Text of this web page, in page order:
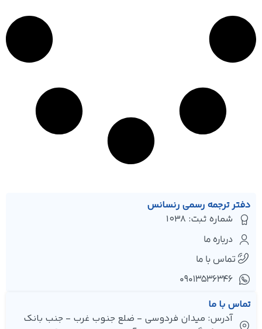
دفتر ترجمه رسمی رنسانس
شماره ثبت: 1038
درباره ما
تماس با ما
۰۹۰۱۳۵۳۶۳۴۶
تماس با ما
آدرس: میدان فردوسی - ضلع جنوب غرب - جنب بانک